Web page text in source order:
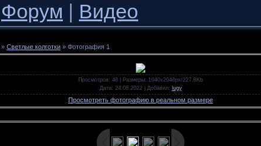
Форум | Видео
» Светлые колготки » Фотография 1
Просмотров: 48 | Размеры: 1040x2048px/227.8Kb
Дата: 24.08.2022 | Добавил: lugy
Просмотреть фотографию в реальном размере